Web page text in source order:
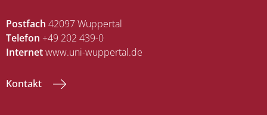
Postfach 42097 Wuppertal
Telefon +49 202 439-0
Internetwww.uni-wuppertal.de
Kontakt